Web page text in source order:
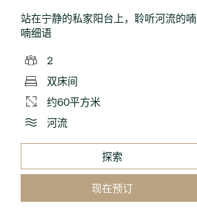
站在宁静的私家阳台上，聆听河流的喃
喃细语
2
双床间
约60平方米
河流
探索
现在预订